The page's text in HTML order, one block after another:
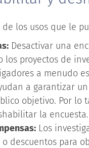
de los usos que le
Desactivar una
los proyectos de
a menudo
a garantizar
objetivo. Por lo
la encuesta.
Los
descuentos para